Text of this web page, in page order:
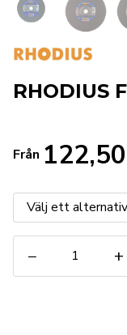
RHODIUS
Från 122,50
−
FT30
Kapskivor
+